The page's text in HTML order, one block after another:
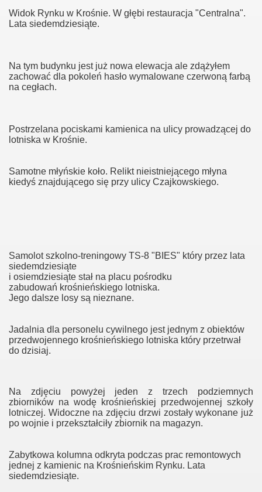
Widok Rynku w Krośnie. W głębi restauracja "Centralna".
Lata siedemdziesiąte.
Na tym budynku jest już nowa elewacja ale zdążyłem
zachować dla pokoleń hasło wymalowane czerwoną farbą
na cegłach.
Postrzelana pociskami kamienica na ulicy prowadzącej do
lotniska w Krośnie.
Samotne młyńskie koło. Relikt nieistniejącego młyna
kiedyś znajdującego się przy ulicy Czajkowskiego.
Samolot szkolno-treningowy TS-8 "BIES" który przez lata
siedemdziesiąte
i osiemdziesiąte stał na placu pośrodku
zabudowań krośnieńskiego lotniska.
Jego dalsze losy są nieznane.
Jadalnia dla personelu cywilnego jest jednym z obiektów
przedwojennego krośnieńskiego lotniska który przetrwał
do dzisiaj.
Na zdjęciu powyżej jeden z trzech podziemnych
zbiorników na wodę krośnieńskiej przedwojennej szkoły
lotniczej. Widoczne na zdjęciu drzwi zostały wykonane już
po wojnie i przekształciły zbiornik na magazyn.
Zabytkowa kolumna odkryta podczas prac remontowych
jednej z kamienic na Krośnieńskim Rynku. Lata
siedemdziesiąte.
Światowej